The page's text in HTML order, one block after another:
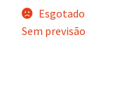
contra diversos
bancadas,
Esgotado
Sem previsão